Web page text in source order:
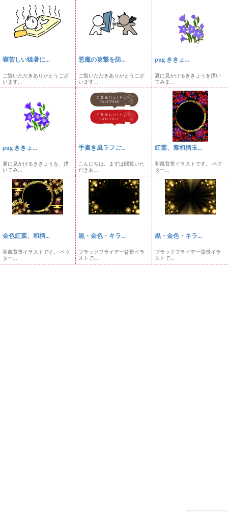
寝苦しい猛暑に...
ご覧いただきありがとうござ
います...
悪魔の攻撃を防...
ご覧いただきありがとうござ
います...
png ききょ...
夏に見かけるききょうを描い
てみま...
png ききょ...
夏に見かけるききょうを、描
いてみ...
手書き風ラフご...
こんにちは。まずは閲覧いた
だきあ...
紅葉、紫和柄玉...
和風背景イラストです。 ベク
ター...
金色紅葉、和柄...
和風背景イラストです。 ベク
ター...
黒・金色・キラ...
ブラックフライデー背景イラ
ストで...
黒・金色・キラ...
ブラックフライデー背景イラ
ストで...